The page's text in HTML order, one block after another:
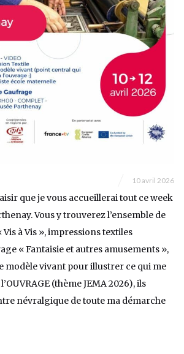
10 avril 2026
que je vous accueillerai tout ce week
Vous y trouverez l’ensemble de
à Vis », impressions textiles
« Fantaisie et autres amusements »,
modèle vivant pour illustrer ce qui me
(thème JEMA 2026), ils
névralgique de toute ma démarche